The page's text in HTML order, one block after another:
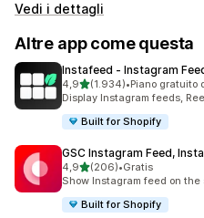
Vedi i dettagli
Altre app come questa
Instafeed ‑ Instagram
4,9stelle su 5
(1.934)
1934 recensioni totali
•Piano gratuito
Display Instagram feeds,
Built for Shopify
GSC Instagram Feed,
4,9stelle su 5
(206)
206 recensioni totali
•Gratis
Show Instagram feed on
Built for Shopify